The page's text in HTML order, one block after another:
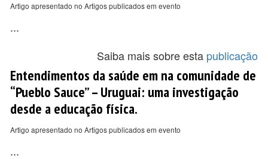
Artigo apresentado no Artigos publicados em evento
...
Saiba mais sobre esta publicação
Entendimentos da saúde em na comunidade de
“Pueblo Sauce” – Uruguai: uma investigação
desde a educação física.
Artigo apresentado no Artigos publicados em evento
...